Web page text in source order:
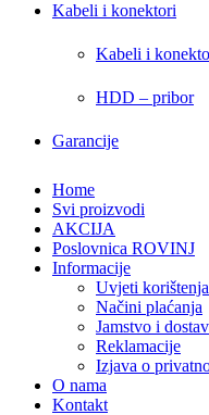
Kabeli i konektori
Kabeli i
HDD – pribor
Garancije
Home
Svi proizvodi
AKCIJA
Poslovnica ROVINJ
Informacije
Uvjeti korištenja
Načini plaćanja
Jamstvo i
Reklamacije
Izjava o
O nama
Kontakt